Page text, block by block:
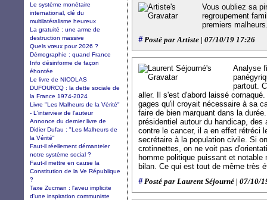
Vous oubliez sa
regroupement
premiers
#Posté par Artiste | 07/10/19 17:26
Analyse
partout.
aller. Il s'est d'abord laissé
gages qu'il croyait nécessaire à sa
faire de bien marquant dans la
présidentiel autour du handicap,
contre le cancer, il a en effet rétréci
secrétaire à la population civile. Si
crotinnettes, on ne voit pas
homme politique puissant et
bilan. Ce qui est tout de même très
#Posté par Laurent Séjourné | 07/10/
Le système monétaire
international, clé du
multilatéralisme heureux
La gratuité : une arme de
destruction massive
Quels vœux pour 2026 ?
Démographie : quand France
Info désinforme de façon
éhontée
Le livre de NICOLAS
DUFOURCQ : la dette sociale de
la France 1974-2024
Livre "Les Malheurs de la Vérité"
- L'interview de l'auteur
Annonce du dernier livre de
Didier Dufau : "Les Malheurs de
la Vérité"
Faut-il réellement démanteler
notre système social ?
Faut-il mettre en cause la
Constitution de la Ve République
?
Taxe Zucman : l'aveu implicite
d'une inspiration communiste